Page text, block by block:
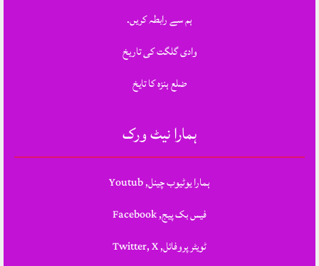
ہم سے رابطہ کریں.
وادی گلگت کی تاریخ
ضلع ہنزہ کا تایخ
ہمارا نیٹ ورک
ہمارا یوٹیوب چینل, Youtub
فیس بک پیج, Facebook
ٹویٹر پروفائل, Twitter, X